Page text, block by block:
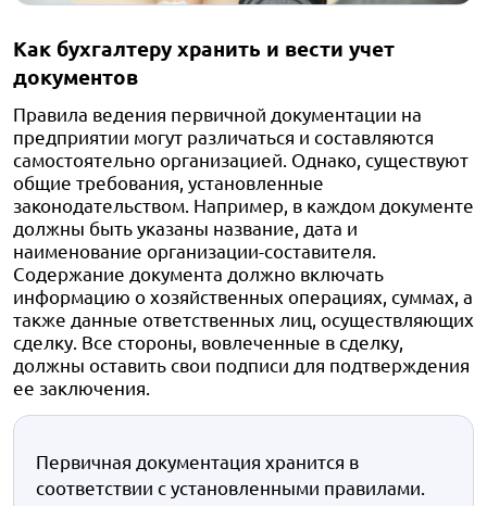
Как бухгалтеру хранить и вести учет
документов
Правила ведения первичной документации на
предприятии могут различаться и составляются
самостоятельно организацией. Однако, существуют
общие требования, установленные
законодательством. Например, в каждом документе
должны быть указаны название, дата и
наименование организации-составителя.
Содержание документа должно включать
информацию о хозяйственных операциях, суммах, а
также данные ответственных лиц, осуществляющих
сделку. Все стороны, вовлеченные в сделку,
должны оставить свои подписи для подтверждения
ее заключения.
Первичная документация хранится в
соответствии с установленными правилами.